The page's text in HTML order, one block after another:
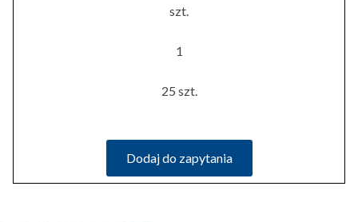
szt.
1
25 szt.
Dodaj do zapytania